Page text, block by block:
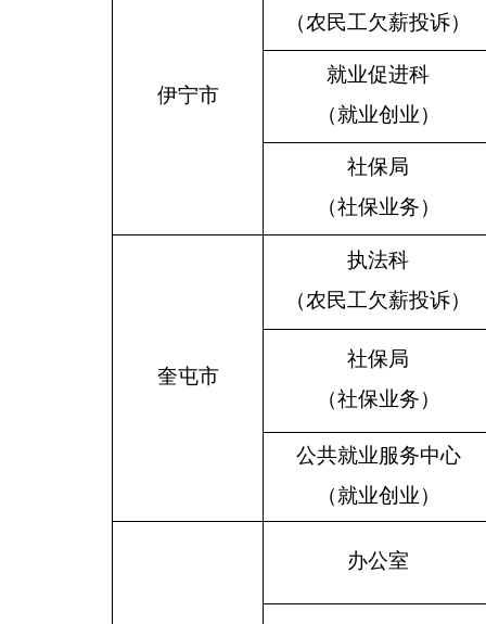
伊宁市
（农民工欠薪投诉）
就业促进科
（就业创业）
社保局
（社保业务）
奎屯市
执法科
（农民工欠薪投诉）
社保局
（社保业务）
公共就业服务中心
（就业创业）
办公室